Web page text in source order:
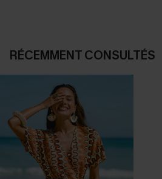
RÉCEMMENT CONSULTÉS